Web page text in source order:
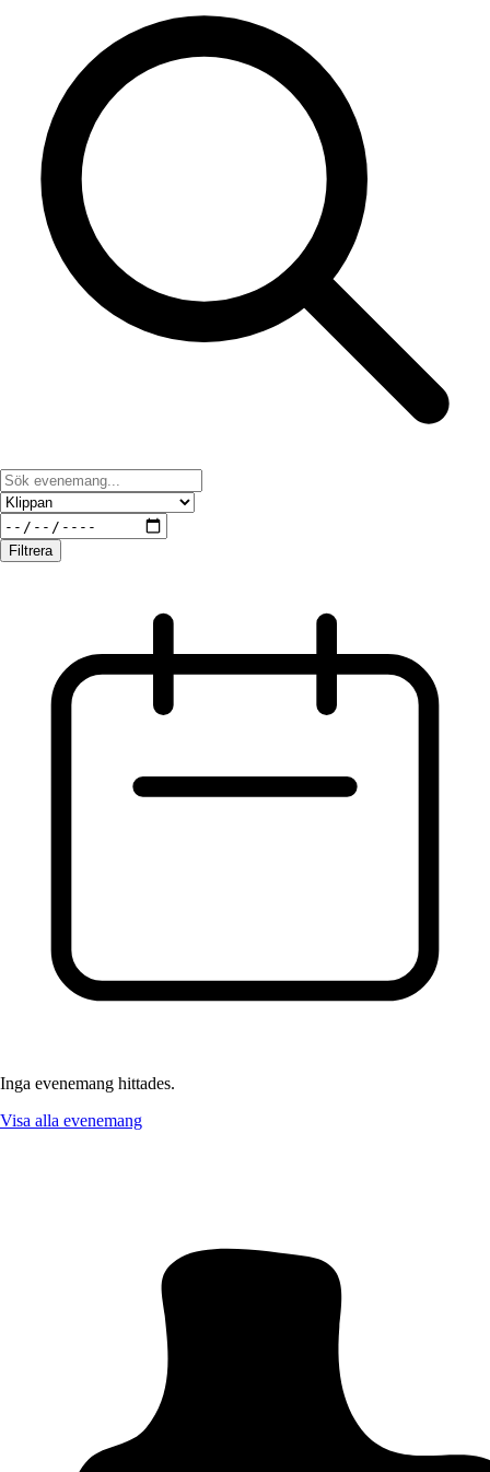
Filtrera
Inga evenemang hittades.
Visa alla evenemang